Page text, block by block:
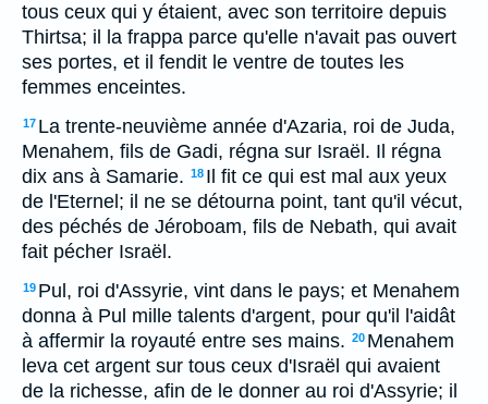
tous ceux qui y étaient, avec son territoire depuis
Thirtsa; il la frappa parce qu'elle n'avait pas ouvert
ses portes, et il fendit le ventre de toutes les
femmes enceintes.
17 La trente-neuvième année d'Azaria, roi de Juda,
Menahem, fils de Gadi, régna sur Israël. Il régna
dix ans à Samarie. 18 Il fit ce qui est mal aux yeux
de l'Eternel; il ne se détourna point, tant qu'il vécut,
des péchés de Jéroboam, fils de Nebath, qui avait
fait pécher Israël.
19 Pul, roi d'Assyrie, vint dans le pays; et Menahem
donna à Pul mille talents d'argent, pour qu'il l'aidât
à affermir la royauté entre ses mains. 20 Menahem
leva cet argent sur tous ceux d'Israël qui avaient
de la richesse, afin de le donner au roi d'Assyrie; il